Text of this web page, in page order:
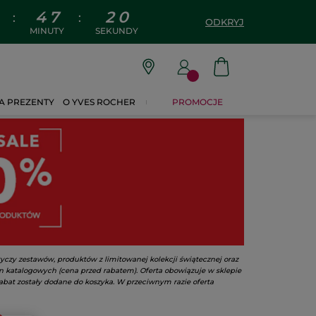
: 4 7
MINUTY
: 1 9
SEKUNDY
ODKRYJ
PREZENTY O YVES ROCHER PROMOCJE
zestawów, produktów z limitowanej kolekcji świątecznej oraz
(cena przed rabatem). Oferta obowiązuje w sklepie
zostały dodane do koszyka. W przeciwnym razie oferta